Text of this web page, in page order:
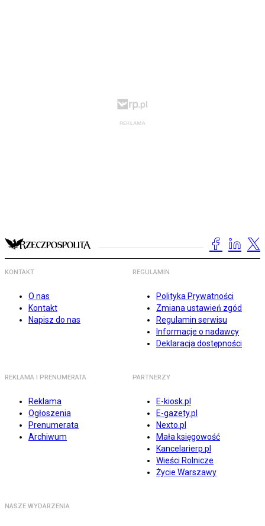
KONTAKT
O nas
Kontakt
Napisz do nas
REGULAMIN
Polityka Prywatności
Zmiana ustawień zgód
Regulamin serwisu
Informacje o nadawcy
Deklaracja dostępności
REKLAMA I PRENUMERATA
Reklama
Ogłoszenia
Prenumerata
Archiwum
PARTNERZY
E-kiosk.pl
E-gazety.pl
Nexto.pl
Mała księgowość
Kancelarierp.pl
Wieści Rolnicze
Życie Warszawy
NASZE WYDARZENIA